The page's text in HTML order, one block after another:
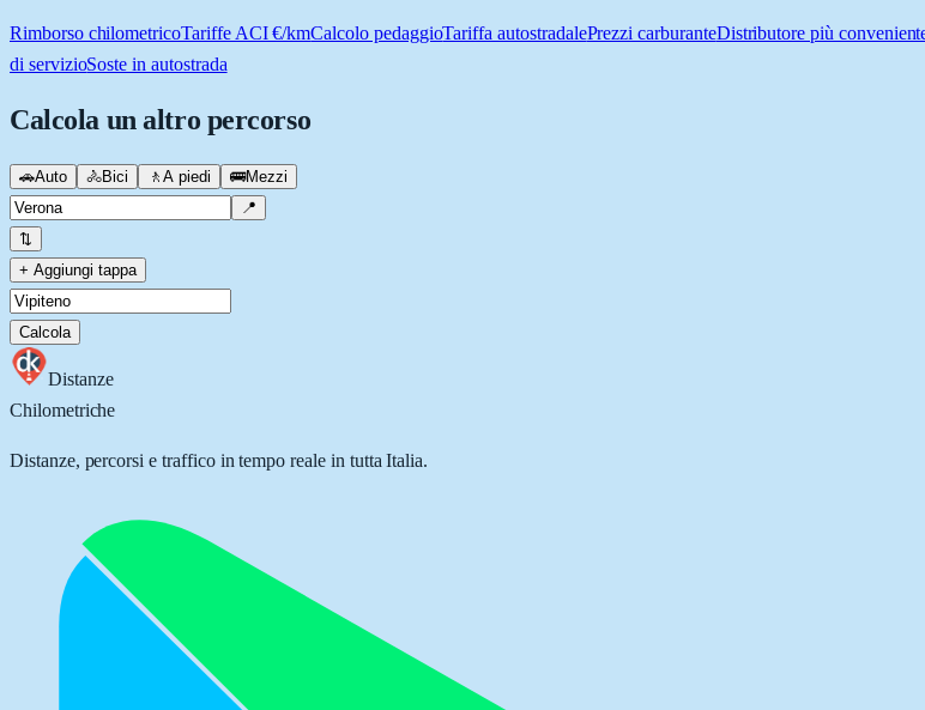
Rimborso chilometricoTariffe ACI €/kmCalcolo pedaggioTariffa autostradalePrezzi carburanteDistributore più
di servizioSoste in autostrada
Calcola un altro percorso
🚗Auto 🚴Bici 🚶 A piedi 🚌Mezzi
📍
⇅
+ Aggiungi tappa
Calcola
Distanze
Chilometriche
Distanze, percorsi e traffico in tempo reale in tutta Italia.